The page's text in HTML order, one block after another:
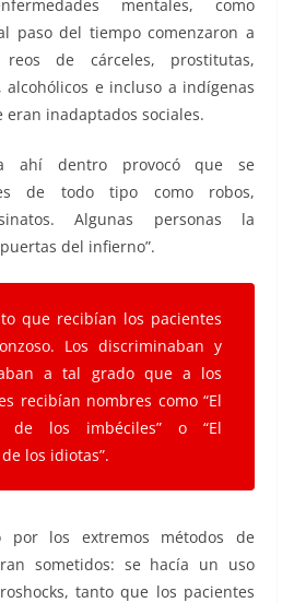
mentales, como
paso del tiempo comenzaron a
de cárceles, prostitutas,
e incluso a indígenas
eran inadaptados sociales.
ahí dentro provocó que se
de todo tipo como robos,
Algunas personas la
del infierno”.
que recibían los pacientes
Los discriminaban y
a tal grado que a los
recibían nombres como “El
de los imbéciles” o “El
los idiotas”.
por los extremos métodos de
sometidos: se hacía un uso
tanto que los pacientes